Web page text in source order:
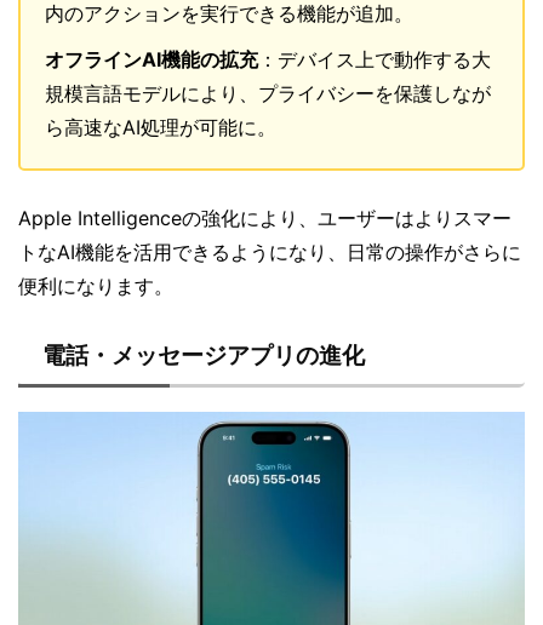
内のアクションを実行できる機能が追加。
オフラインAI機能の拡充：デバイス上で動作する大
規模言語モデルにより、プライバシーを保護しなが
ら高速なAI処理が可能に。
Apple Intelligenceの強化により、ユーザーはよりスマー
トなAI機能を活用できるようになり、日常の操作がさらに
便利になります。
電話・メッセージアプリの進化